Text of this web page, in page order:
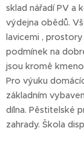
sklad nářadí PV a
výdejna obědů.
lavicemi ,
podmínek na
jsou kromě
Pro výuku
základním
dílna. Pěstitelské
zahrady. Škola